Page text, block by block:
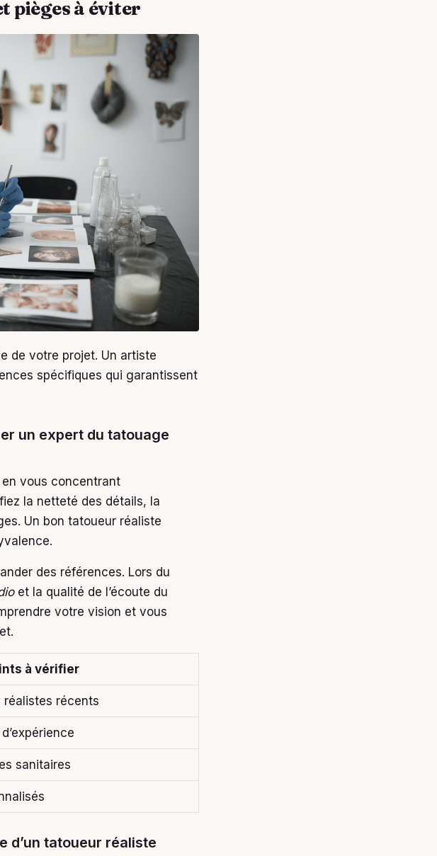
pièges à éviter
de votre projet. Un artiste
spécifiques qui garantissent
un expert du tatouage
en vous concentrant
la netteté des détails, la
Un bon tatoueur réaliste
des références. Lors du
et la qualité de l’écoute du
votre vision et vous
à vérifier
récents
sanitaires
d’un tatoueur réaliste